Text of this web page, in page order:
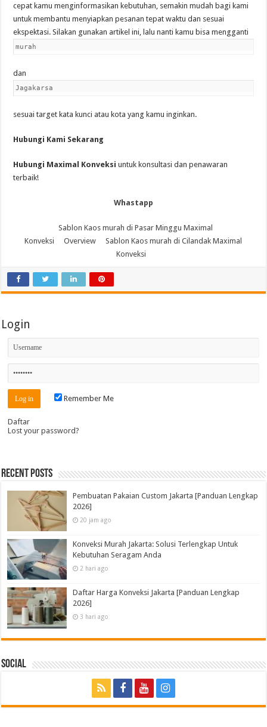
cepat kamu menginformasikan kebutuhan, semakin mudah bagi kami
untuk membantu menyiapkan pesanan tepat waktu dan sesuai
ekspektasi. Silakan gunakan artikel ini, lalu nanti kamu bisa mengganti
murah
dan
Jagakarsa
sesuai target kata kunci atau kota yang kamu inginkan.
Hubungi Kami Sekarang
Hubungi Maximal Konveksi untuk konsultasi dan penawaran
terbaik!
Whastapp
Sablon Kaos murah di Pasar Minggu Maximal
Konveksi
Overview
Sablon Kaos murah di Cilandak Maximal
Konveksi
Login
Remember Me
Daftar
Lost your password?
Recent Posts
Pembuatan Pakaian Custom Jakarta [Panduan Lengkap
2026]
20 jam ago
Konveksi Murah Jakarta: Solusi Terlengkap Untuk
Kebutuhan Seragam Anda
2 hari ago
Daftar Harga Konveksi Jakarta [Panduan Lengkap
2026]
3 hari ago
Social